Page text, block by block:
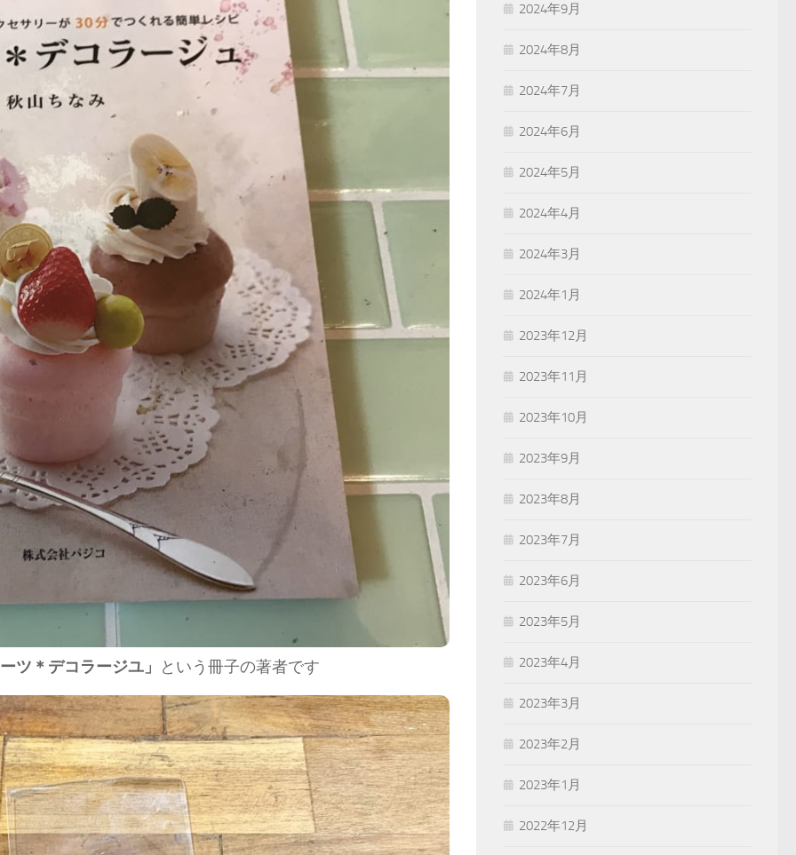
ツ＊デコラージユ」 という冊子の著者です
2024年9月
2024年8月
2024年7月
2024年6月
2024年5月
2024年4月
2024年3月
2024年1月
2023年12月
2023年11月
2023年10月
2023年9月
2023年8月
2023年7月
2023年6月
2023年5月
2023年4月
2023年3月
2023年2月
2023年1月
2022年12月